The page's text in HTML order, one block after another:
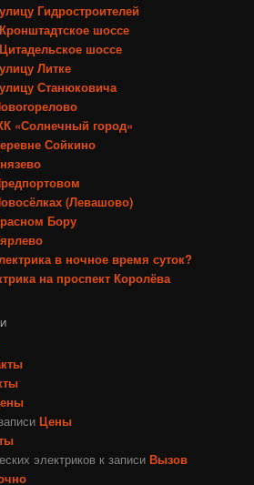
Гидростроителей
шоссе
шоссе
Литке
Станюковича
«Солнечный город»
Сойкино
(Левашово)
Бору
в ночное время суток?
на проспект Королёва
Цены
электриков к записиВызов